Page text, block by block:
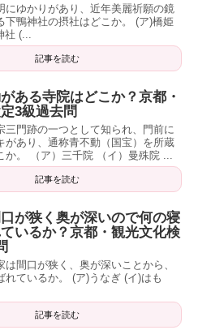
にゆかりがあり、近年美麗祈願の鏡
下鴨神社の摂社はどこか。 (ア)橋姫
社 (...
記事を読む
ある寺院はどこか？京都・
3級過去問
三門跡の一つとして知られ、門前に
があり、通称青不動（国宝）を所蔵
か。 （ア）三千院 （イ）曼殊院 ...
記事を読む
が狭く奥が深いので何の寝
いるか？京都・観光文化検
は間口が狭く、奥が深いことから、
れているか。 (ア)うなぎ (イ)はも
記事を読む